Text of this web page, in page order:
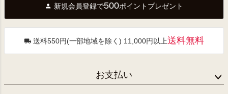
へ
新規会員登録で500ポイントプレゼント
送料550円(一部地域を除く) 11,000円以上送料無料
お支払い